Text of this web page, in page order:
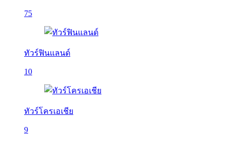
75
ทัวร์ฟินแลนด์
10
ทัวร์โครเอเชีย
9